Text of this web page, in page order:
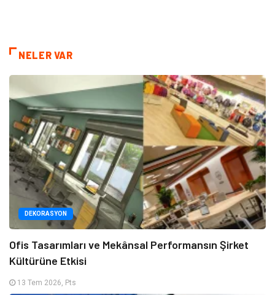
NELER VAR
DEKORASYON
Ofis Tasarımları ve Mekânsal Performansın Şirket
Kültürüne Etkisi
13 Tem 2026, Pts